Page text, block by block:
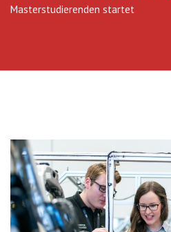
Masterstudierenden startet